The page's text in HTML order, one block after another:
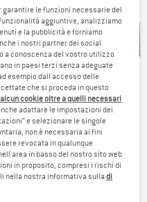
(IT)Italia. Informazioni sui
le funzioni necessarie del
aggiuntive, analizziamo
e la pubblicità e forniamo
i nostri partner dei social
a conoscenza del vostro utilizzo
in paesi terzi senza adeguate
esempio dall'accesso delle
che si proceda in questo
cookie oltre a quelli necessari
adattare le impostazioni dei
e selezionare le singole
non è necessaria ai fini
revocata in qualunque
in basso del nostro sito web
in proposito, compresi i rischi di
nella nostra informativa sulladi